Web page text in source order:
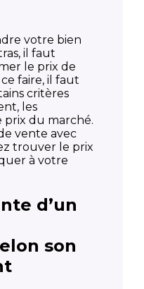
votre bien
il faut
le prix de
faire, il faut
critères
les
prix du marché.
vente avec
trouver le prix
à votre
d’un
son